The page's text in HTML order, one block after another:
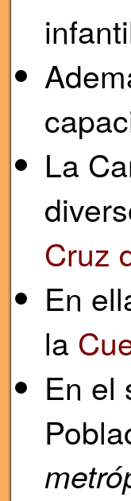
La
Cruz
En
la
En el